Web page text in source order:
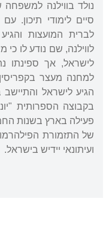
נולד בווילנה למשפחה
סיים לימודי תיכון.
לברית המועצות
לישראל, אך ספינתו
הגיע לישראל
בקבוצה הספרותית
פעילה בארץ בשנות
של התזמורת
ועיתונאי יידיש בישראל.